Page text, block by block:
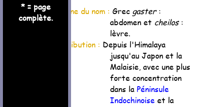
* = page
complète.
Origine du nom : Grec gaster:
abdomen et cheilos:
lèvre.
Distribution : Depuis l'Himalaya
jusqu'au Japon et la
Malaisie, avec une plus
forte concentration
dans la Péninsule
Indochinoise et la